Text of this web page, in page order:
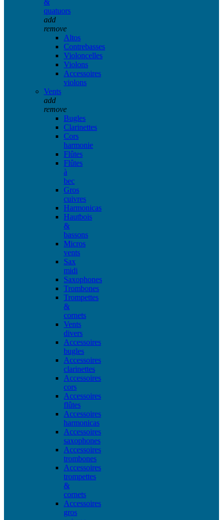
quatuors
add
remove
Altos
Contrebasses
Violoncelles
Violons
Accessoires
violons
Vents
add
remove
Bugles
Clarinettes
Cors
harmonie
Flûtes
Flûtes
à
bec
Gros
cuivres
Harmonicas
Hautbois
&
bassons
Micros
vents
Sax
midi
Saxophones
Trombones
Trompettes
&
cornets
Vents
divers
Accessoires
bugles
Accessoires
clarinettes
Accessoires
cors
Accessoires
flûtes
Accessoires
harmonicas
Accessoires
saxophones
Accessoires
trombones
Accessoires
trompettes
&
cornets
Accessoires
gros